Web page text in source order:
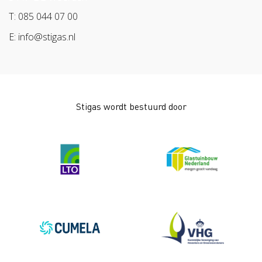
Werken aan morgen
Arbeidsmarkt
T: 085 044 07 00
E: info@stigas.nl
Stigas wordt bestuurd door